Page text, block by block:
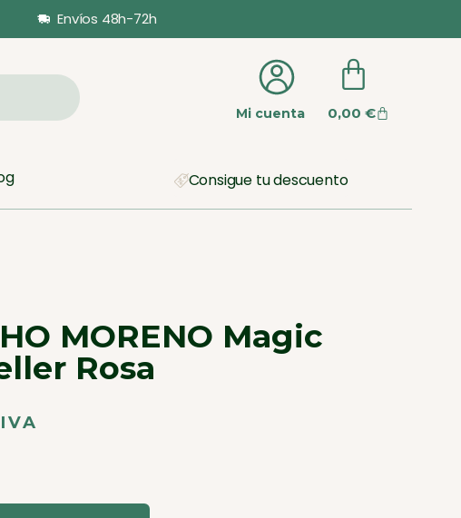
Envíos 48h-72h
Mi cuenta 0,00 €
Consigue tu descuento
MORENO Magic
Rosa
IVA